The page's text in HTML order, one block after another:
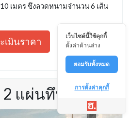
เมตร ขึงลวดหนามจำนวน 6 เส้น
เมินราคา
แผ่นทึบ
เว็บไซต์นี้ใช้คุกกี้
ตั้งค่าด้านล่าง
ยอมรับทั้งหมด
การตั้งค่าคุกกี้